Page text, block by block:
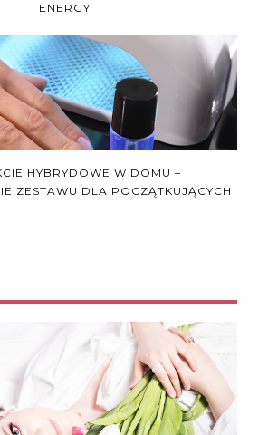
ENERGY
HYBRYDOWE W DOMU –
ZESTAWU DLA POCZĄTKUJĄCYCH